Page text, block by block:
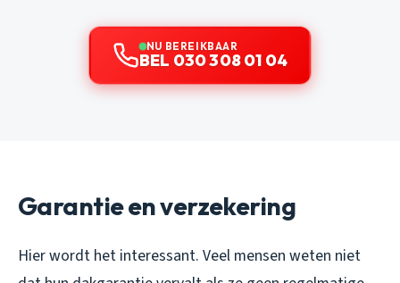
NU BEREIKBAAR
BEL 030 308 01 04
Garantie en verzekering
Hier wordt het interessant. Veel mensen weten niet